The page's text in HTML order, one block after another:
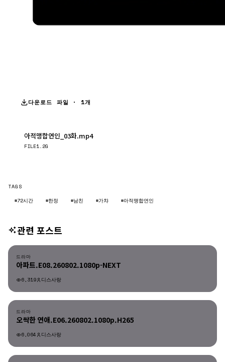
다운로드 파일 · 1개
아적맹합연인_03화.mp4
FILE1.2G
TAGS
#72시간
#한정 #남친 #가챠 #아적맹합연인
관련 포스트
드라마
드라마
아파트.E08.260802.1080p-NEXT
6,319 디스사랑
드라마
드라마
오싹한 연애.E06.260802.1080p.H265
6,064 디스사랑
드라마